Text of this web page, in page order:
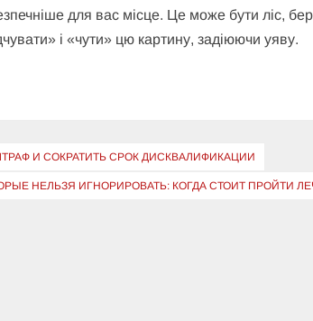
для вас місце. Це може бути ліс,
і «чути» цю картину, задіюючи уяву.
И СОКРАТИТЬ СРОК ДИСКВАЛИФИКАЦИИ
НЕЛЬЗЯ ИГНОРИРОВАТЬ: КОГДА СТОИТ ПРОЙТИ